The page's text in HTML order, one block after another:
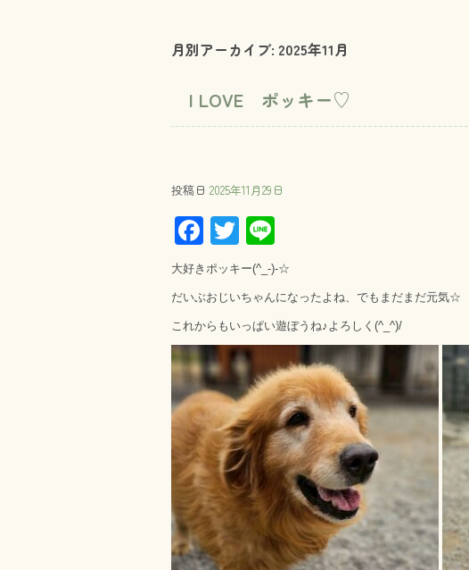
月別アーカイブ: 2025年11月
I LOVE ポッキー♡
投稿日 2025年11月29日
F
ac
e
b
o
ok
T
wi
tt
er
ne
大好きポッキー(^_-)-☆
だいぶおじいちゃんになったよね、でもまだまだ元気☆
これからもいっぱい遊ぼうね♪よろしく(^_^)/